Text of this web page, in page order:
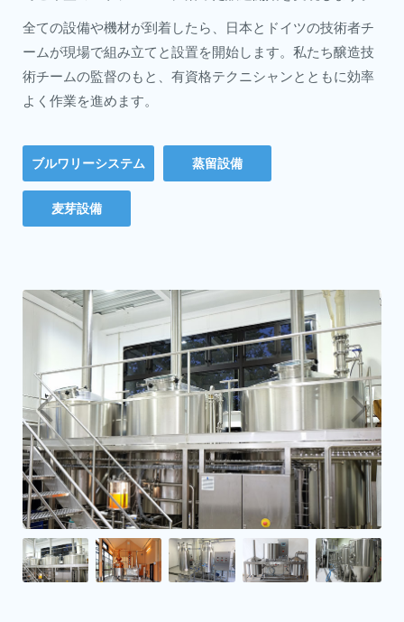
全ての設備や機材が到着したら、日本とドイツの技術者チ
ームが現場で組み立てと設置を開始します。私たち醸造技
術チームの監督のもと、有資格テクニシャンとともに効率
よく作業を進めます。
ブルワリーシステム 蒸留設備
麦芽設備